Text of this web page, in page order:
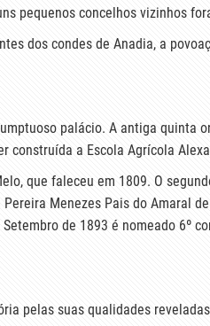
pequenos concelhos vizinhos
dos condes de Anadia, a
palácio. A antiga
a Escola Agrícola
que faleceu em 1809. O
Menezes Pais do Amaral
de 1893 é nomeado 6º
pelas suas qualidades